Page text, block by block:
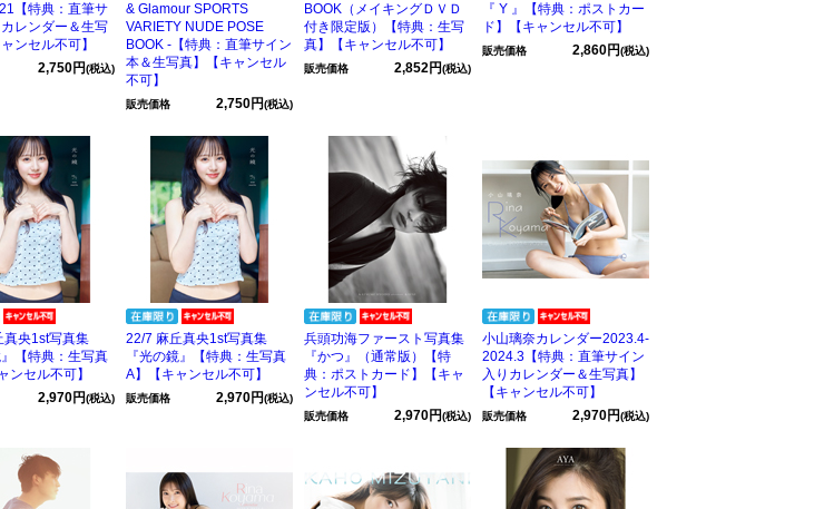
【特典：直筆サ
レンダー＆生写
ンセル不可】
2,750円(税込)
& Glamour SPORTS
VARIETY NUDE POSE
BOOK -【特典：直筆サイン
本＆生写真】【キャンセル
不可】
販売価格 2,750円(税込)
BOOK（メイキングＤＶＤ
付き限定版）【特典：生写
真】【キャンセル不可】
販売価格 2,852円(税込)
『 Y 』【特典：ポストカー
ド】【キャンセル不可】
販売価格 2,860円(税込)
真央1st写真集
』【特典：生写真
ンセル不可】
2,970円(税込)
22/7 麻丘真央1st写真集
『光の鏡』【特典：生写真
A】【キャンセル不可】
販売価格 2,970円(税込)
兵頭功海ファースト写真集
『かつ』（通常版）【特
典：ポストカード】【キャ
ンセル不可】
販売価格 2,970円(税込)
小山璃奈カレンダー2023.4-
2024.3【特典：直筆サイン
入りカレンダー＆生写真】
【キャンセル不可】
販売価格 2,970円(税込)